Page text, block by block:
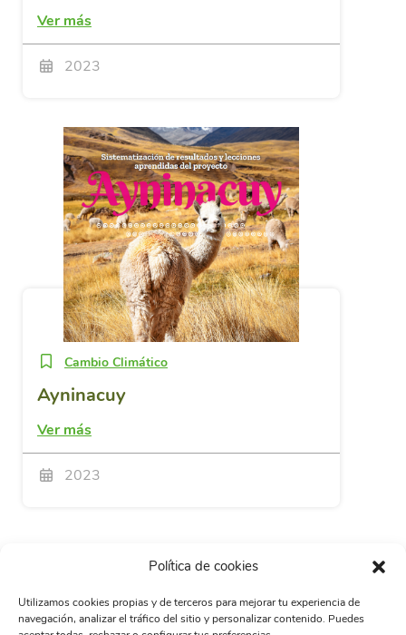
Política de cookies
Utilizamos cookies propias y de terceros para mejorar tu experiencia de
navegación, analizar el tráfico del sitio y personalizar contenido. Puedes
Ver más
2023
Cambio Climático
Ayninacuy
Ver más
2023